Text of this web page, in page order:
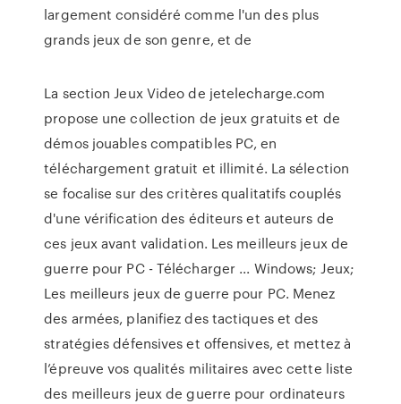
largement considéré comme l'un des plus
grands jeux de son genre, et de
La section Jeux Video de jetelecharge.com
propose une collection de jeux gratuits et de
démos jouables compatibles PC, en
téléchargement gratuit et illimité. La sélection
se focalise sur des critères qualitatifs couplés
d'une vérification des éditeurs et auteurs de
ces jeux avant validation. Les meilleurs jeux de
guerre pour PC - Télécharger ... Windows; Jeux;
Les meilleurs jeux de guerre pour PC. Menez
des armées, planifiez des tactiques et des
stratégies défensives et offensives, et mettez à
l’épreuve vos qualités militaires avec cette liste
des meilleurs jeux de guerre pour ordinateurs